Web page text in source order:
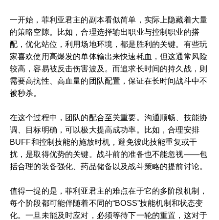
一开始，菲利亚君主的副本看似简单，实际上隐藏着大量
的策略空隙。比如，合理选择输出职业与控制职业的搭
配，优化站位，利用场地环境，都是胜利的关键。有些玩
家喜欢使用高爆发的单体输出来快速耗血，但这通常风险
较高，容易被反击伤害波及。而追求长时间的持久战，则
需要高抗性、高血量的团队配置，保证在长时间战斗中不
被秒杀。
在这个过程中，团队的配合至关重要。沟通顺畅、技能协
调、目标明确，可以极大提高成功率。比如，合理安排
BUFF和控制技能的施放时机，避免彼此技能重复或干
扰，是取得优势的关键。战斗前的准备也不能忽视——包
括合理的装备强化、药品储备以及战斗策略的提前讨论。
值得一提的是，菲利亚君主的难点在于它的多阶段机制，
每个阶段都可能伴随着不同的“BOSS”技能机制和状态变
化。一旦未能及时应对，必须等待下一轮的重置，这对于